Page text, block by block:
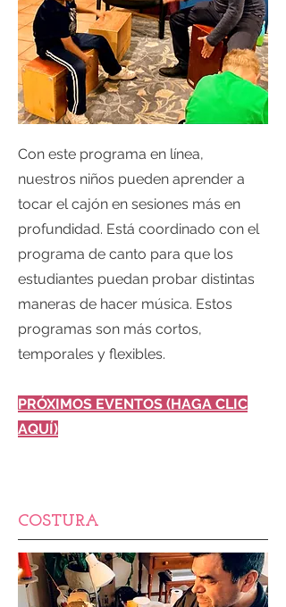
Con este programa en línea,
nuestros niños pueden aprender a
tocar el cajón en sesiones más en
profundidad. Está coordinado con el
programa de canto para que los
estudiantes puedan probar distintas
maneras de hacer música. Estos
programas son más cortos,
temporales y flexibles.
PRÓXIMOS EVENTOS (HAGA CLIC
AQUÍ)
COSTURA